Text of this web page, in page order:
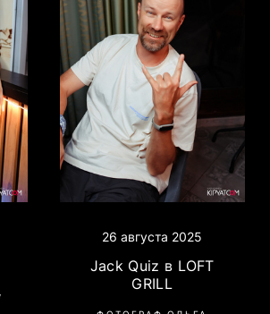
26 августа 2025
Jack Quiz в LOFT
GRILL